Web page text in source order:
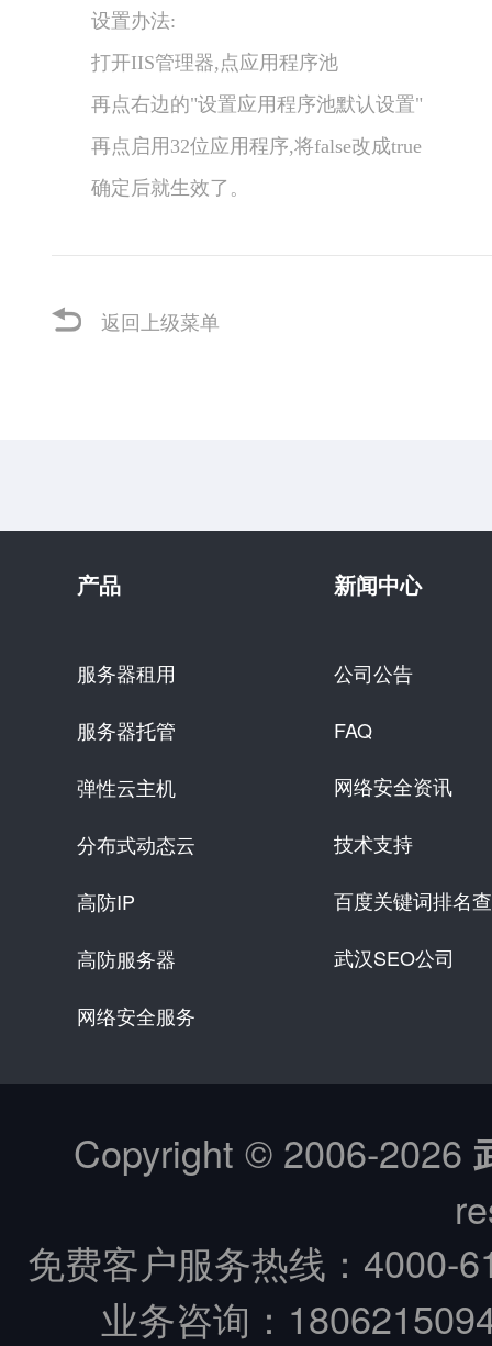
设置办法:
打开IIS管理器,点应用程序池
再点右边的"设置应用程序池默认设置"
再点启用32位应用程序,将false改成true
确定后就生效了。
返回上级菜单
产品
服务器租用
服务器托管
弹性云主机
分布式动态云
高防IP
高防服务器
网络安全服务
新闻中心
公司公告
FAQ
网络安全资讯
技术支持
百度关键词排名
武汉SEO公司
Copyright © 2006-2026
免费客户服务热线： 4000-
业务咨询：